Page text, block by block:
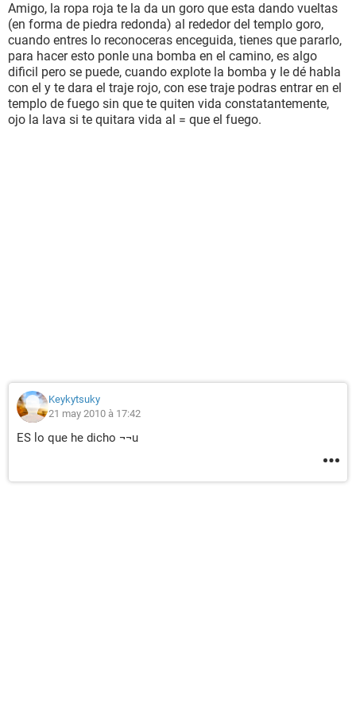
Amigo, la ropa roja te la da un goro que esta dando vueltas
(en forma de piedra redonda) al rededor del templo goro,
cuando entres lo reconoceras enceguida, tienes que pararlo,
para hacer esto ponle una bomba en el camino, es algo
dificil pero se puede, cuando explote la bomba y le dé habla
con el y te dara el traje rojo, con ese traje podras entrar en el
templo de fuego sin que te quiten vida constatantemente,
ojo la lava si te quitara vida al = que el fuego.
Keykytsuky
21 may 2010 à 17:42
ES lo que he dicho ¬¬u